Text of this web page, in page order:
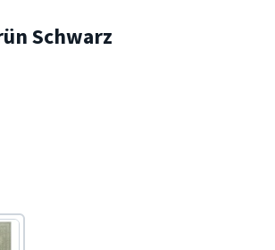
Schwarz